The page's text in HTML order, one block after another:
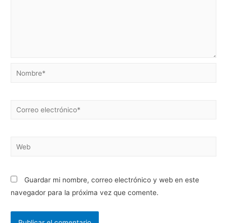
Guardar mi nombre, correo electrónico y web en este
navegador para la próxima vez que comente.